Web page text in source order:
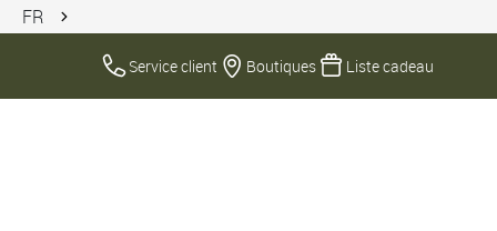
FR
Service client Boutiques Liste cadeau